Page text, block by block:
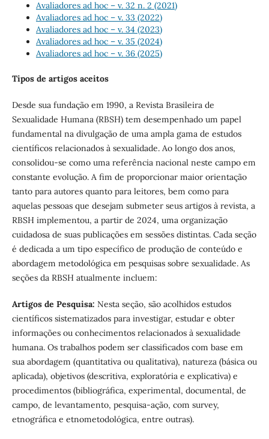
Avaliadores ad hoc – v. 32 n. 2 (2021)
Avaliadores ad hoc – v. 33 (2022)
Avaliadores ad hoc – v. 34 (2023)
Avaliadores ad hoc – v. 35 (2024)
Avaliadores ad hoc – v. 36 (2025)
Tipos de artigos aceitos
Desde sua fundação em 1990, a Revista Brasileira de
Sexualidade Humana (RBSH) tem desempenhado um papel
fundamental na divulgação de uma ampla gama de estudos
científicos relacionados à sexualidade. Ao longo dos anos,
consolidou-se como uma referência nacional neste campo em
constante evolução. A fim de proporcionar maior orientação
tanto para autores quanto para leitores, bem como para
aquelas pessoas que desejam submeter seus artigos à revista, a
RBSH implementou, a partir de 2024, uma organização
cuidadosa de suas publicações em sessões distintas. Cada seção
é dedicada a um tipo específico de produção de conteúdo e
abordagem metodológica em pesquisas sobre sexualidade. As
seções da RBSH atualmente incluem:
Artigos de Pesquisa: Nesta seção, são acolhidos estudos
científicos sistematizados para investigar, estudar e obter
informações ou conhecimentos relacionados à sexualidade
humana. Os trabalhos podem ser classificados com base em
sua abordagem (quantitativa ou qualitativa), natureza (básica ou
aplicada), objetivos (descritiva, exploratória e explicativa) e
procedimentos (bibliográfica, experimental, documental, de
campo, de levantamento, pesquisa-ação, com survey,
etnográfica e etnometodológica, entre outras).